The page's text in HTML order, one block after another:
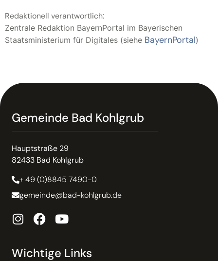
Redaktionell verantwortlich:
Zentrale Redaktion BayernPortal im Bayerischen
Staatsministerium für Digitales (siehe BayernPortal)
Gemeinde Bad Kohlgrub
Hauptstraße 29
82433 Bad Kohlgrub
+ 49 (0)8845 7490-0
gemeinde@bad-kohlgrub.de
Wichtige Links